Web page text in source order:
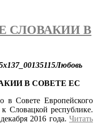
СЛОВАКИИ В
Любовь
В СОВЕТЕ ЕС
в Совете Европейского
Словацкой республике.
2016 года. Читать